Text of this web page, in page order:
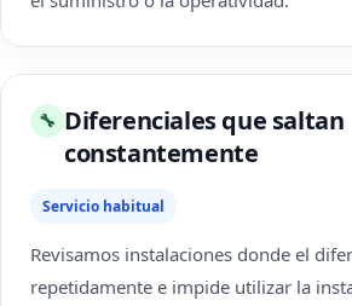
🔧 Diferenciales que saltan
constantemente
Servicio habitual
Revisamos instalaciones donde el
repetidamente e impide utilizar la